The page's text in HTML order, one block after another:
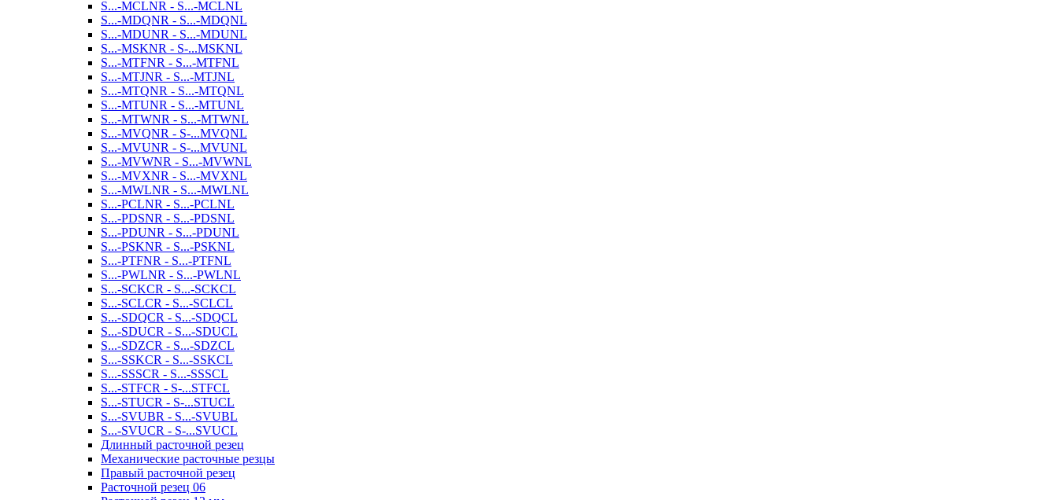
S...-MCLNR - S...-MCLNL
S...-MDQNR - S...-MDQNL
S...-MDUNR - S...-MDUNL
S...-MSKNR - S-...MSKNL
S...-MTFNR - S...-MTFNL
S...-MTJNR - S...-MTJNL
S...-MTQNR - S...-MTQNL
S...-MTUNR - S...-MTUNL
S...-MTWNR - S...-MTWNL
S...-MVQNR - S-...MVQNL
S...-MVUNR - S-...MVUNL
S...-MVWNR - S...-MVWNL
S...-MVXNR - S...-MVXNL
S...-MWLNR - S...-MWLNL
S...-PCLNR - S...-PCLNL
S...-PDSNR - S...-PDSNL
S...-PDUNR - S...-PDUNL
S...-PSKNR - S...-PSKNL
S...-PTFNR - S...-PTFNL
S...-PWLNR - S...-PWLNL
S...-SCKCR - S...-SCKCL
S...-SCLCR - S...-SCLCL
S...-SDQCR - S...-SDQCL
S...-SDUCR - S...-SDUCL
S...-SDZCR - S...-SDZCL
S...-SSKCR - S...-SSKCL
S...-SSSCR - S...-SSSCL
S...-STFCR - S-...STFCL
S...-STUCR - S-...STUCL
S...-SVUBR - S...-SVUBL
S...-SVUCR - S-...SVUCL
Длинный расточной резец
Механические расточные резцы
Правый расточной резец
Расточной резец 06